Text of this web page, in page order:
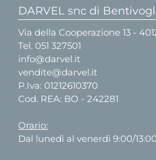
DARVEL snc di
Via della Cooperazione 13 -
Tel. 051 327501
info@darvel.it
vendite@darvel.it
P.Iva: 01212610370
Cod. REA: BO - 242281
Orario:
Dal lunedì al venerdì 9:00/